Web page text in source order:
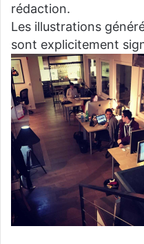
rédaction.
Les illustrations
sont explicitement